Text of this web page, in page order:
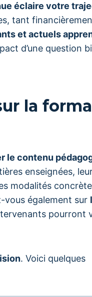
éclaire votre
tant
et actuels
d’une question
la
le contenu
enseignées,
modalités
vous également sur
pourront
. Voici quelques